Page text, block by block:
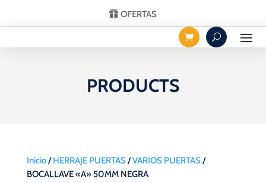
OFERTAS
PRODUCTS
Inicio/HERRAJE PUERTAS/VARIOS PUERTAS/
BOCALLAVE «A» 50MM NEGRA